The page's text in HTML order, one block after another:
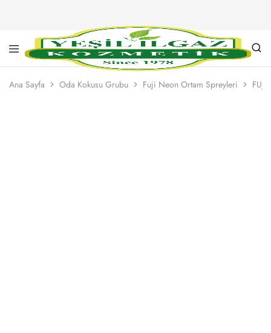
Ilgaz
Kozmetik
Asırlık
Kalite
Ana Sayfa Oda Kokusu Grubu Fuji Neon Ortam Spreyleri